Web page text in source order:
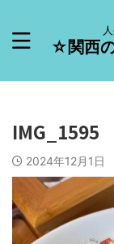
☆関西
IMG_1595
2024年12月1日